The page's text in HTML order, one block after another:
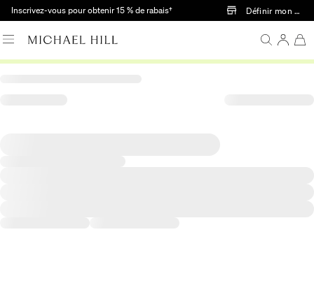
Passer au contenu principal
Inscrivez-vous pour obtenir 15 % de rabais† Définir mon